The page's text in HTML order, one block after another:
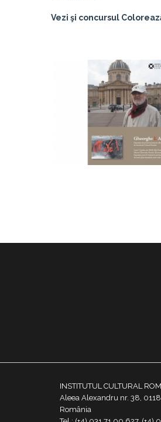
Vezi şi concursul
INSTITUTUL CULTURAL
Aleea Alexandru nr. 38,
România